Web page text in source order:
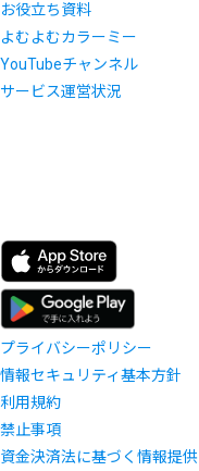
お役立ち資料
よむよむカラーミー
YouTubeチャンネル
サービス運営状況
プライバシーポリシー
情報セキュリティ基本方針
利用規約
禁止事項
資金決済法に基づく情報提供